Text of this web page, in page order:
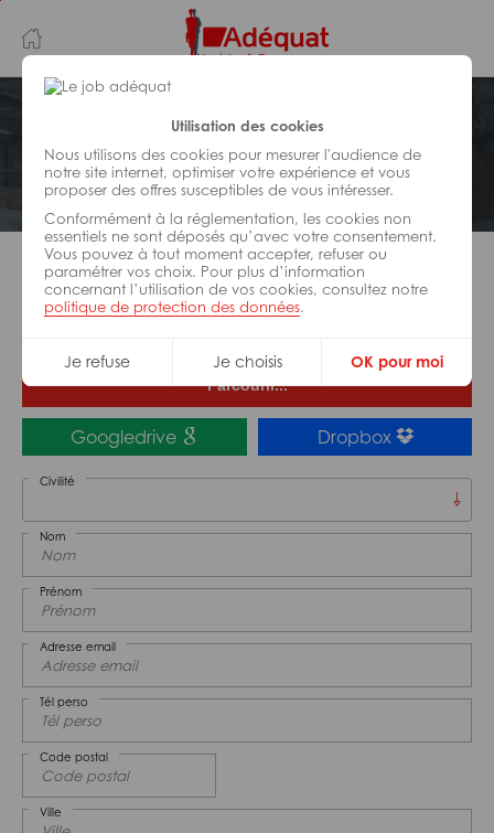
Utilisation des cookies
Nous utilisons des cookies pour mesurer l'audience de
notre site internet, optimiser votre expérience et vous
proposer des offres susceptibles de vous intéresser.
Conformément à la réglementation, les cookies non
essentiels ne sont déposés qu’avec votre consentement.
Vous pouvez à tout moment accepter, refuser ou
paramétrer vos choix. Pour plus d’information
concernant l’utilisation de vos cookies, consultez notre
politique de protection des données.
Je refuse Je choisis OK pour moi
au
contenu
principal
navigation
Ma candidature
Magasinier H/F
Tu es à 30 secondes de décrocher le job
Adéquat,
Parcourir...
Googledrive Dropbox
Civilité
Nom
Prénom
Adresse email
Tél perso
Code postal
Ville